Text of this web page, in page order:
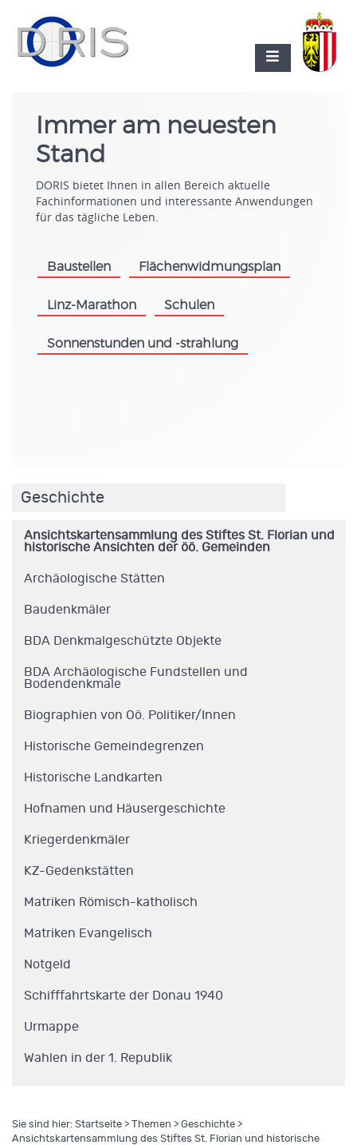
Immer am neuesten
Stand
DORIS bietet Ihnen in allen Bereich aktuelle
Fachinformationen und interessante Anwendungen
für das tägliche Leben.
Baustellen Flächenwidmungsplan
Linz-Marathon Schulen
Sonnenstunden und -strahlung
Geschichte
Ansichtskartensammlung des Stiftes St. Florian und
historische Ansichten der öö. Gemeinden
Archäologische Stätten
Baudenkmäler
BDA Denkmalgeschützte Objekte
BDA Archäologische Fundstellen und
Bodendenkmale
Biographien von Oö. Politiker/Innen
Historische Gemeindegrenzen
Historische Landkarten
Hofnamen und Häusergeschichte
Kriegerdenkmäler
KZ-Gedenkstätten
Matriken Römisch-katholisch
Matriken Evangelisch
Notgeld
Schifffahrtskarte der Donau 1940
Urmappe
Wahlen in der 1. Republik
Sie sind hier: Startseite > Themen > Geschichte >
Ansichtskartensammlung des Stiftes St. Florian und historische